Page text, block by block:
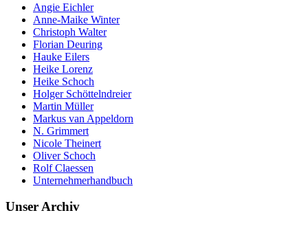
Angie Eichler
Anne-Maike Winter
Christoph Walter
Florian Deuring
Hauke Eilers
Heike Lorenz
Heike Schoch
Holger Schöttelndreier
Martin Müller
Markus van Appeldorn
N. Grimmert
Nicole Theinert
Oliver Schoch
Rolf Claessen
Unternehmerhandbuch
Unser Archiv